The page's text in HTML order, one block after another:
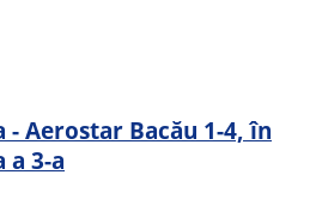
Aerostar Bacău 1-4, în
a 3-a